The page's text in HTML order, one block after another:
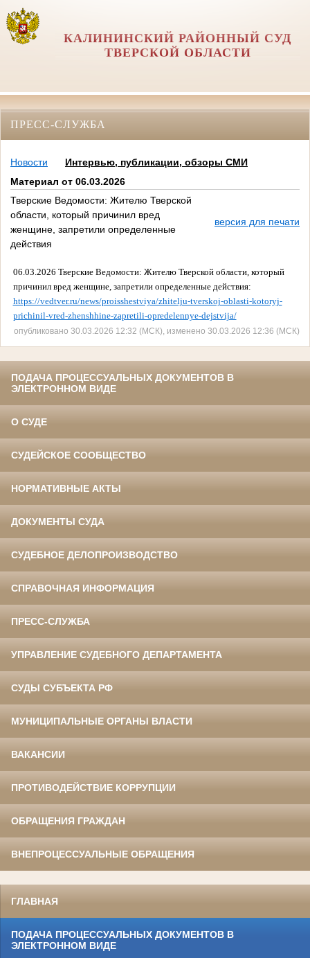
КАЛИНИНСКИЙ РАЙОННЫЙ СУД
ТВЕРСКОЙ ОБЛАСТИ
ПРЕСС-СЛУЖБА
Новости
Интервью, публикации, обзоры СМИ
Материал от 06.03.2026
Тверские Ведомости: Жителю Тверской
области, который причинил вред
женщине, запретили определенные
действия
версия для печати
06.03.2026 Тверские Ведомости: Жителю Тверской области, который
причинил вред женщине, запретили определенные действия:
https://vedtver.ru/news/proisshestviya/zhitelju-tverskoj-oblasti-kotoryj-
prichinil-vred-zhenshhine-zapretili-opredelennye-dejstvija/
опубликовано 30.03.2026 12:32 (МСК), изменено 30.03.2026 12:36 (МСК)
ПОДАЧА ПРОЦЕССУАЛЬНЫХ ДОКУМЕНТОВ В
ЭЛЕКТРОННОМ ВИДЕ
О СУДЕ
СУДЕЙСКОЕ СООБЩЕСТВО
НОРМАТИВНЫЕ АКТЫ
ДОКУМЕНТЫ СУДА
СУДЕБНОЕ ДЕЛОПРОИЗВОДСТВО
СПРАВОЧНАЯ ИНФОРМАЦИЯ
ПРЕСС-СЛУЖБА
УПРАВЛЕНИЕ СУДЕБНОГО ДЕПАРТАМЕНТА
СУДЫ СУБЪЕКТА РФ
МУНИЦИПАЛЬНЫЕ ОРГАНЫ ВЛАСТИ
ВАКАНСИИ
ПРОТИВОДЕЙСТВИЕ КОРРУПЦИИ
ОБРАЩЕНИЯ ГРАЖДАН
ВНЕПРОЦЕССУАЛЬНЫЕ ОБРАЩЕНИЯ
ГЛАВНАЯ
ПОДАЧА ПРОЦЕССУАЛЬНЫХ ДОКУМЕНТОВ В
ЭЛЕКТРОННОМ ВИДЕ